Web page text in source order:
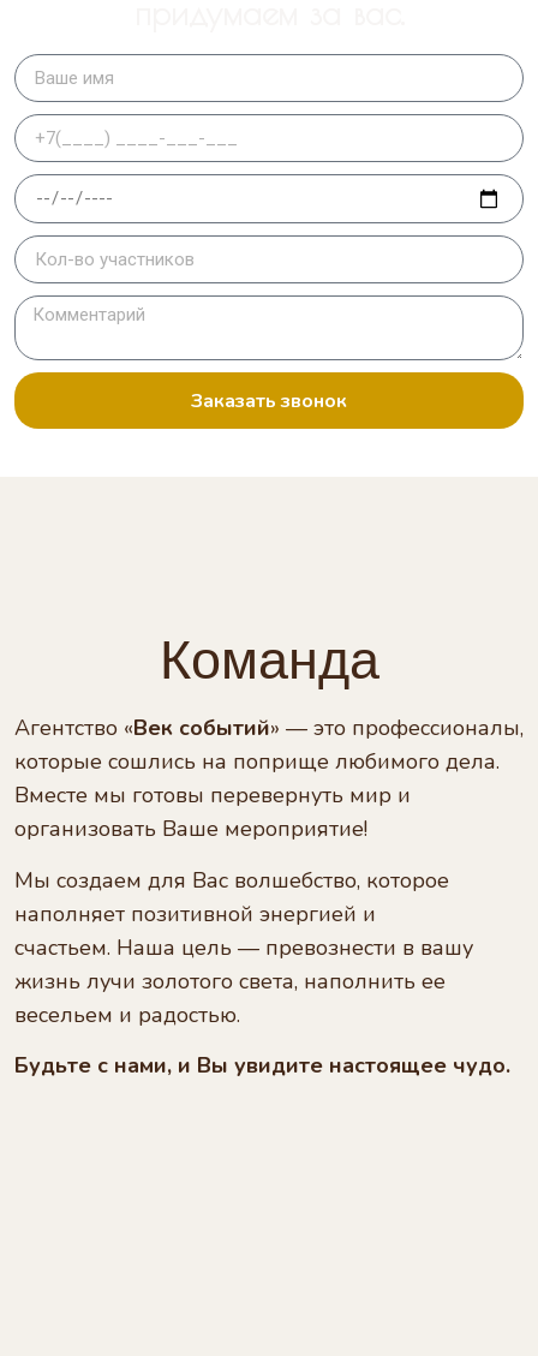
Заказать звонок
Команда
Агентство «Век событий» — это профессионалы,
которые сошлись на поприще любимого дела.
Вместе мы готовы перевернуть мир и
организовать Ваше мероприятие!
Мы создаем для Вас волшебство, которое
наполняет позитивной энергией и
счастьем. Наша цель — превознести в вашу
жизнь лучи золотого света, наполнить ее
весельем и радостью.
Будьте с нами, и Вы увидите настоящее чудо.